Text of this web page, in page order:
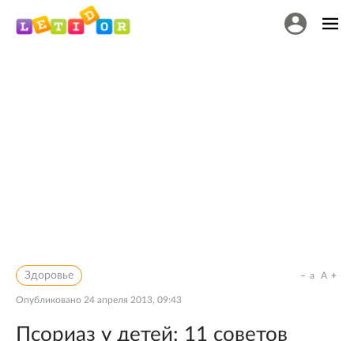
Здоровье
Опубликовано 24 апреля 2013, 09:43
a A
Псориаз у детей: 11 советов